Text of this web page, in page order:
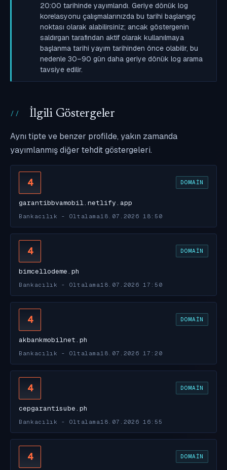
20:00 tarihinde yayımlandı. Geriye dönük log
korelasyonu çalışmalarınızda bu tarihi başlangıç
noktası olarak alabilirsiniz; ancak göstergenin
saldırgan tarafından aktif olarak kullanılmaya
başlanma tarihi yayım tarihinden önce olabilir, bu
nedenle 30–90 gün daha geriye dönük log arama
tavsiye edilir.
İlgili Göstergeler
Aynı tipte ve benzer profilde, yakın zamanda
yayımlanmış diğer tehdit göstergeleri.
4 DOMAIN
garantibbvamobil.netlify.app
Bankacılık - Oltalama 18.07.2026 18:50
4 DOMAIN
bimcellodeme.ph
Bankacılık - Oltalama 18.07.2026 17:50
4 DOMAIN
akbankmobilnet.ph
Bankacılık - Oltalama 18.07.2026 17:20
4 DOMAIN
cepgarantisube.ph
Bankacılık - Oltalama 18.07.2026 16:55
4 DOMAIN